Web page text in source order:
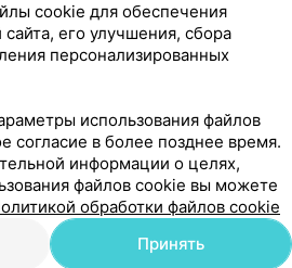
ошибку?
услуги
диагностика (УЗИ)
cookie для обеспечения
сайта, его улучшения, сбора
персонализированных
использования файлов
согласие в более позднее время.
информации о целях,
файлов cookie вы можете
обработки файлов cookie
Принять